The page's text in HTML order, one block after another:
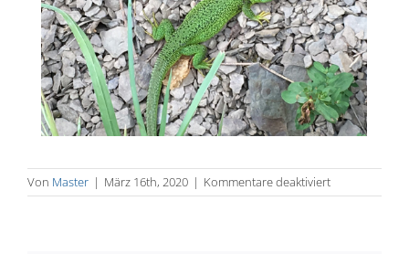
Von Master | März 16th, 2020 | Kommentare deaktiviertfür
Weingut